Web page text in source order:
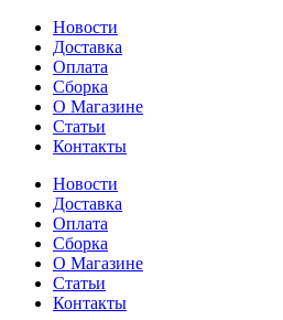
Новости
Доставка
Оплата
Сборка
О Магазине
Статьи
Контакты
Новости
Доставка
Оплата
Сборка
О Магазине
Статьи
Контакты